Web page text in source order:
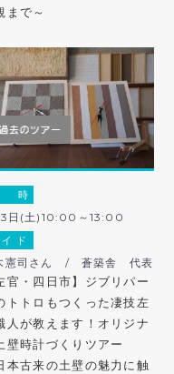
まで～
時
日(土)10:00～13:00
ド
憲司さん / 蒼築舎 代表
官・四日市】ジブリパー
トトロもつくった凄技左
人が教えます！オリジナ
壁時計づくりツアー
本古来の土壁の魅力に触